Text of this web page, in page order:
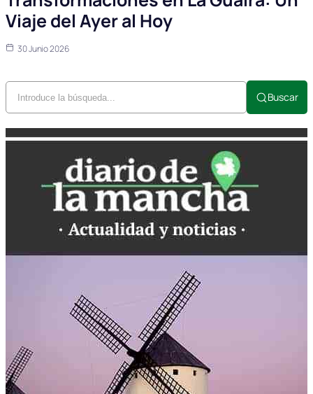
Viaje del Ayer al Hoy
30 Junio 2026
Buscar